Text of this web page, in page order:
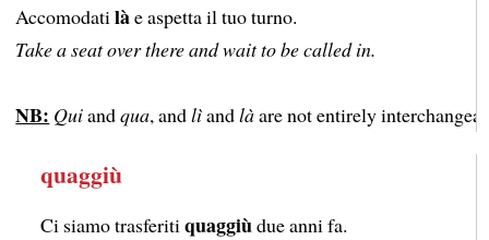
Accomodatilàe aspetta il tuo turno.
Take a seat over there and wait to be called in.
NB: Quiandqua, andlìandlàare not entirely
quaggiù
Ci siamo trasferitiquaggiùdue anni fa.